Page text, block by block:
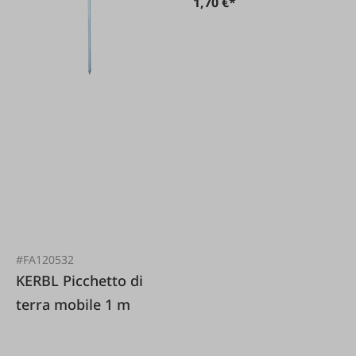
#FA120532
KERBL Picchetto di
terra mobile 1 m